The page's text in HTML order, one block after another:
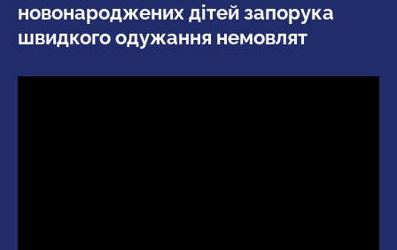
новонароджених дітей запорука
швидкого одужання немовлят